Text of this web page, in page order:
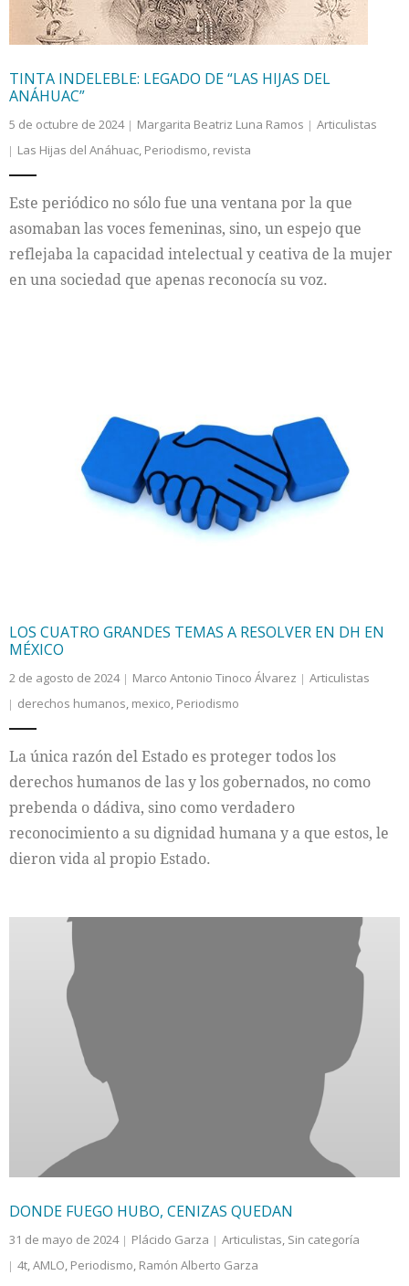
TINTA INDELEBLE: LEGADO DE “LAS HIJAS DEL
ANÁHUAC”
5 de octubre de 2024 Margarita Beatriz Luna Ramos
Articulistas
Las Hijas del Anáhuac, Periodismo, revista
Este periódico no sólo fue una ventana por la que
asomaban las voces femeninas, sino, un espejo que
reflejaba la capacidad intelectual y ceativa de la mujer
en una sociedad que apenas reconocía su voz.
LOS CUATRO GRANDES TEMAS A RESOLVER EN DH EN
MÉXICO
2 de agosto de 2024 Marco Antonio Tinoco Álvarez
Articulistas
derechos humanos, mexico, Periodismo
La única razón del Estado es proteger todos los
derechos humanos de las y los gobernados, no como
prebenda o dádiva, sino como verdadero
reconocimiento a su dignidad humana y a que estos, le
dieron vida al propio Estado.
DONDE FUEGO HUBO, CENIZAS QUEDAN
31 de mayo de 2024 Plácido Garza Articulistas, Sin categoría
4t,AMLO, Periodismo, Ramón Alberto Garza